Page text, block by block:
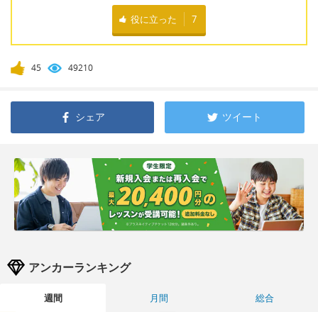
役に立った 7
45 49210
シェア ツイート
アンカーランキング
週間 月間
総合